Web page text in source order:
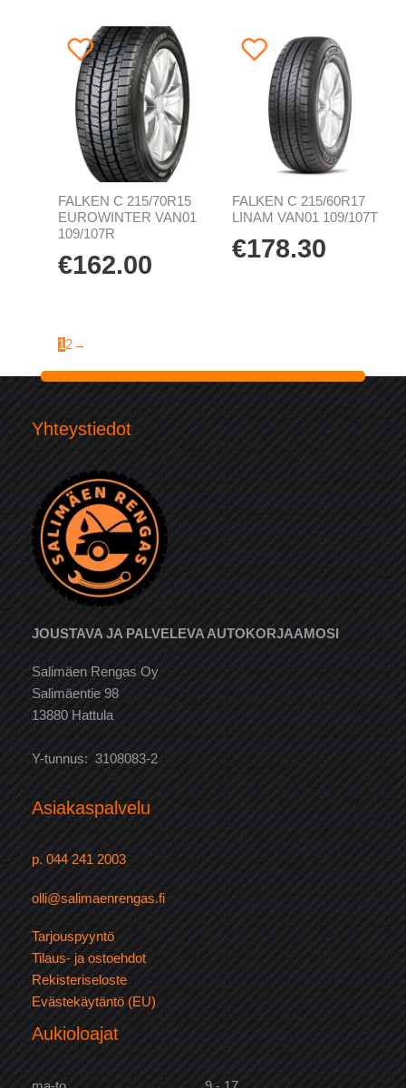
FALKEN C 215/70R15
EUROWINTER VAN01
109/107R
€162.00
FALKEN C 215/60R17
LINAM VAN01 109/107T
€178.30
12→
Yhteystiedot
JOUSTAVA JA PALVELEVA AUTOKORJAAMOSI
Salimäen Rengas Oy
Salimäentie 98
13880 Hattula
Y-tunnus: 3108083-2
Asiakaspalvelu
p. 044 241 2003
olli@salimaenrengas.fi
Tarjouspyyntö
Tilaus- ja ostoehdot
Rekisteriseloste
Evästekäytäntö (EU)
Aukioloajat